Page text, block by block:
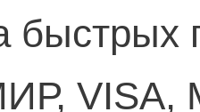
быстрых
VISA,